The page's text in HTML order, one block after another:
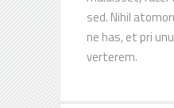
sed. Nihil
ne has, et pri
verterem.